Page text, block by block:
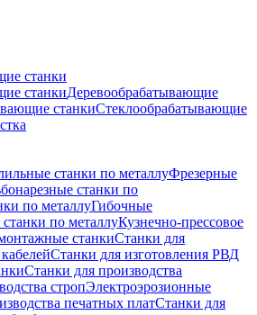
станки
станкиДеревообрабатывающие
станкиСтеклообрабатывающие
станки по металлуФрезерные
станки по
по металлуГибочные
по металлуКузнечно-прессовое
станкиСтанки для
Станки для изготовления РВД
Станки для производства
стропЭлектроэрозионные
печатных платСтанки для